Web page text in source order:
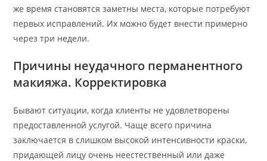
же время становятся заметны места, которые потребуют
первых исправлений. Их можно будет внести примерно
через три недели.
Причины неудачного перманентного
макияжа. Корректировка
Бывают ситуации, когда клиенты не удовлетворены
предоставленной услугой. Чаще всего причина
заключается в слишком высокой интенсивности краски,
придающей лицу очень неестественный или даже